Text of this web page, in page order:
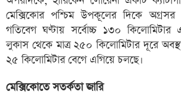
মেক্সিকোর পশ্চিম উপকূলের দিকে অগ্রসর
গতিবেগ ঘণ্টায় সর্বোচ্চ ১৩০
লুকাস থেকে মাত্র ২৫০ কিলোমিটার দূরে
২৫ কিলোমিটার বেগে এগিয়ে চলছে।
মেক্সিকোতে সতর্কতা জারি